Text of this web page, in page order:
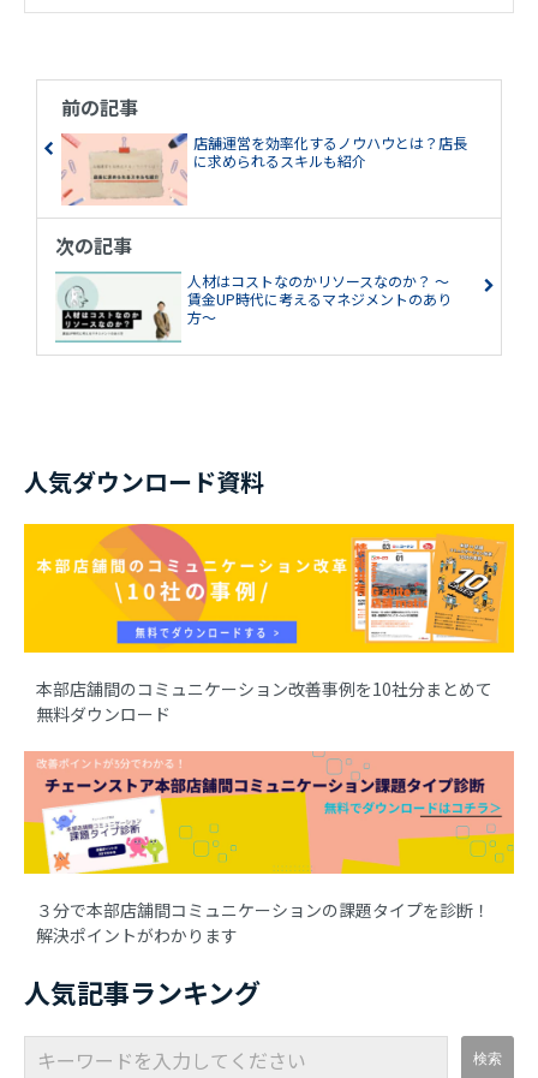
前の記事
店舗運営を効率化するノウハウとは？店長
に求められるスキルも紹介
次の記事
人材はコストなのかリソースなのか？ ～
賃金UP時代に考えるマネジメントのあり
方～
人気ダウンロード資料
本部店舗間のコミュニケーション改善事例を10社分まとめて
無料ダウンロード
３分で本部店舗間コミュニケーションの課題タイプを診断！
解決ポイントがわかります
人気記事ランキング